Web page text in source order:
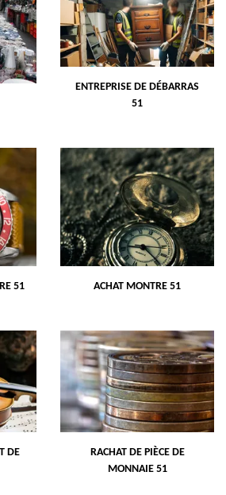
ENTREPRISE DE DÉBARRAS
51
51 ACHAT MONTRE 51
DE
RACHAT DE PIÈCE DE
MONNAIE 51